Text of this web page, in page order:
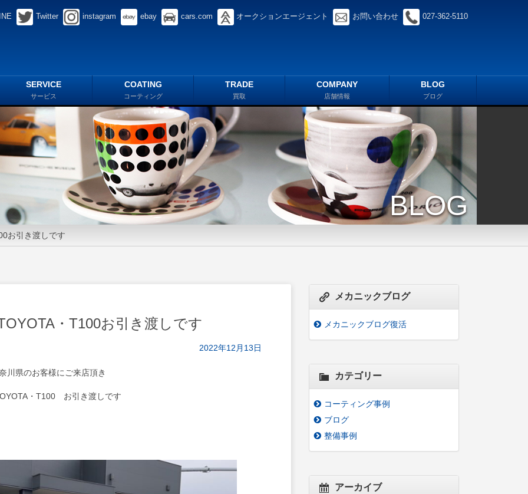
Twitter instagram ebay cars.com オークションエージェント お問い合わせ 027-362-5110
SERVICE
サービス
COATING
コーティング
TRADE
買取
COMPANY
店舗情報
BLOG
ブログ
BLOG
お引き渡しです
・T100お引き渡しです
2022年12月13日
川県のお客様にご来店頂き
・T100 お引き渡しです
メカニックブログ
メカニックブログ復活
カテゴリー
コーティング事例
ブログ
整備事例
アーカイブ